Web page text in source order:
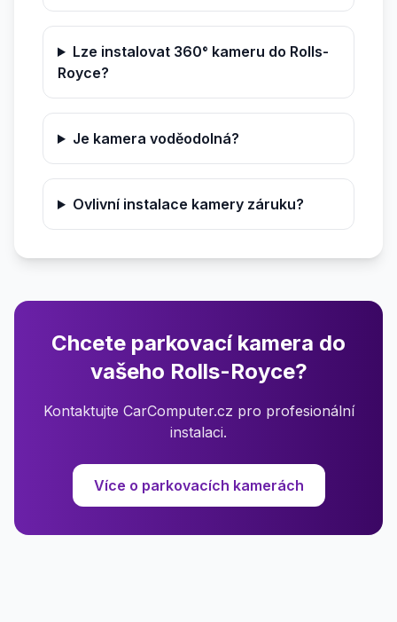
Lze instalovat 360° kameru do Rolls-
Royce?
Je kamera voděodolná?
Ovlivní instalace kamery záruku?
Chcete parkovací kamera do
vašeho Rolls-Royce?
Kontaktujte CarComputer.cz pro profesionální
instalaci.
Více o parkovacích kamerách